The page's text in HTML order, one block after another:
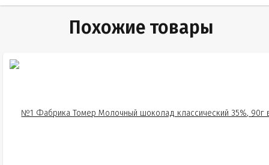
Похожие товары